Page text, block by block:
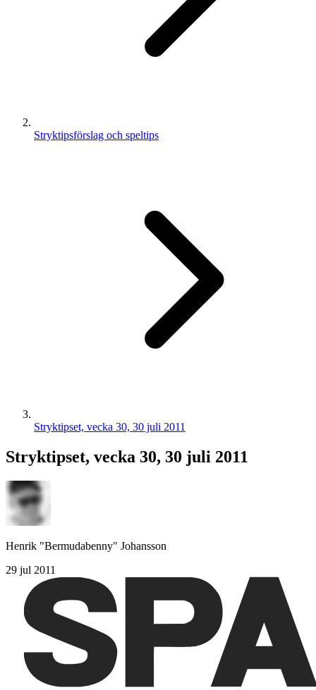
Stryktipsförslag och speltips
Stryktipset, vecka 30, 30 juli 2011
Stryktipset, vecka 30, 30 juli 2011
Henrik "Bermudabenny" Johansson
29 jul 2011